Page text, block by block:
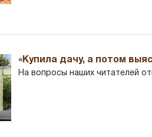
«Купила дачу, а потом
На вопросы наших читателей